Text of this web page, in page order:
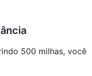
500 milhas, você